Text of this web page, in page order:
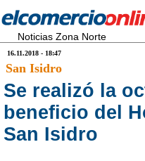
Noticias Zona Norte
16.11.2018 - 18:47
San Isidro
Se realizó la
beneficio del
San Isidro